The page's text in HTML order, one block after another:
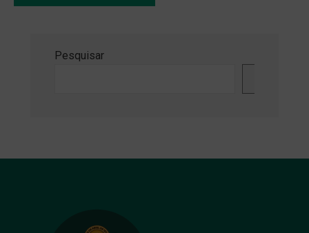
Pesquisar